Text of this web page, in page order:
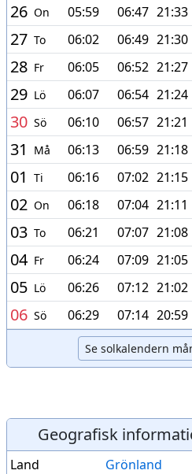
26 On 05:59 06:47 21:33
27 To 06:02 06:49 21:30
28 Fr 06:05 06:52 21:27
29 Lö 06:07 06:54 21:24
30 Sö 06:10 06:57 21:21
31 Må 06:13 06:59 21:18
01 Ti 06:16 07:02 21:15
02 On 06:18 07:04 21:11
03 To 06:21 07:07 21:08
04 Fr 06:24 07:09 21:05
05 Lö 06:26 07:12 21:02
06 Sö 06:29 07:14 20:59
Se solkalendern
Geografisk
Land
Grönland